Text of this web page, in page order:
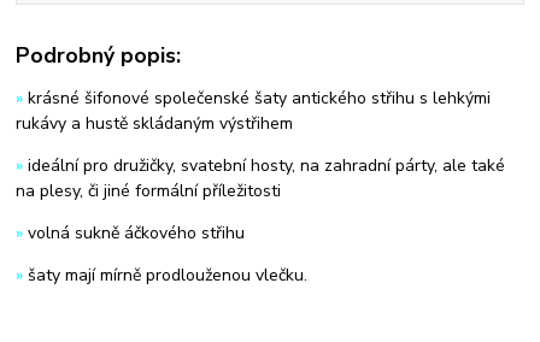
Podrobný popis:
» krásné šifonové společenské šaty antického střihu s lehkými
rukávy a hustě skládaným výstřihem
» ideální pro družičky, svatební hosty, na zahradní párty, ale také
na plesy, či jiné formální příležitosti
» volná sukně áčkového střihu
» šaty mají mírně prodlouženou vlečku.